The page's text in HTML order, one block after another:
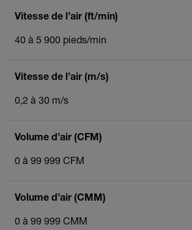
Vitesse de l’air (ft/min)
40 à 5 900 pieds/min
Vitesse de l’air (m/s)
0,2 à 30 m/s
Volume d’air (CFM)
0 à 99 999 CFM
Volume d’air (CMM)
0 à 99 999 CMM